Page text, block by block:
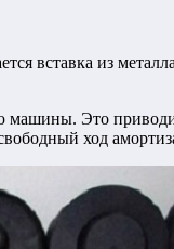
вставка из
машины. Это
ход